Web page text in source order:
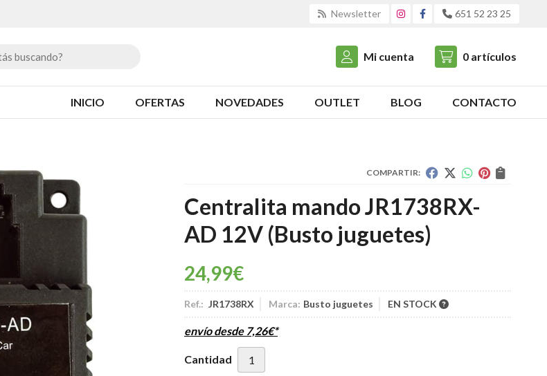
Newsletter 651 52 23 25
Mi cuenta 0 artículos
INICIO OFERTAS NOVEDADES OUTLET BLOG CONTACTO
COMPARTIR:
Centralita mando JR1738RX-
AD 12V (Busto juguetes)
24,99€
Ref.: JR1738RX Marca: Busto juguetes EN STOCK
envío desde 7,26€*
Cantidad